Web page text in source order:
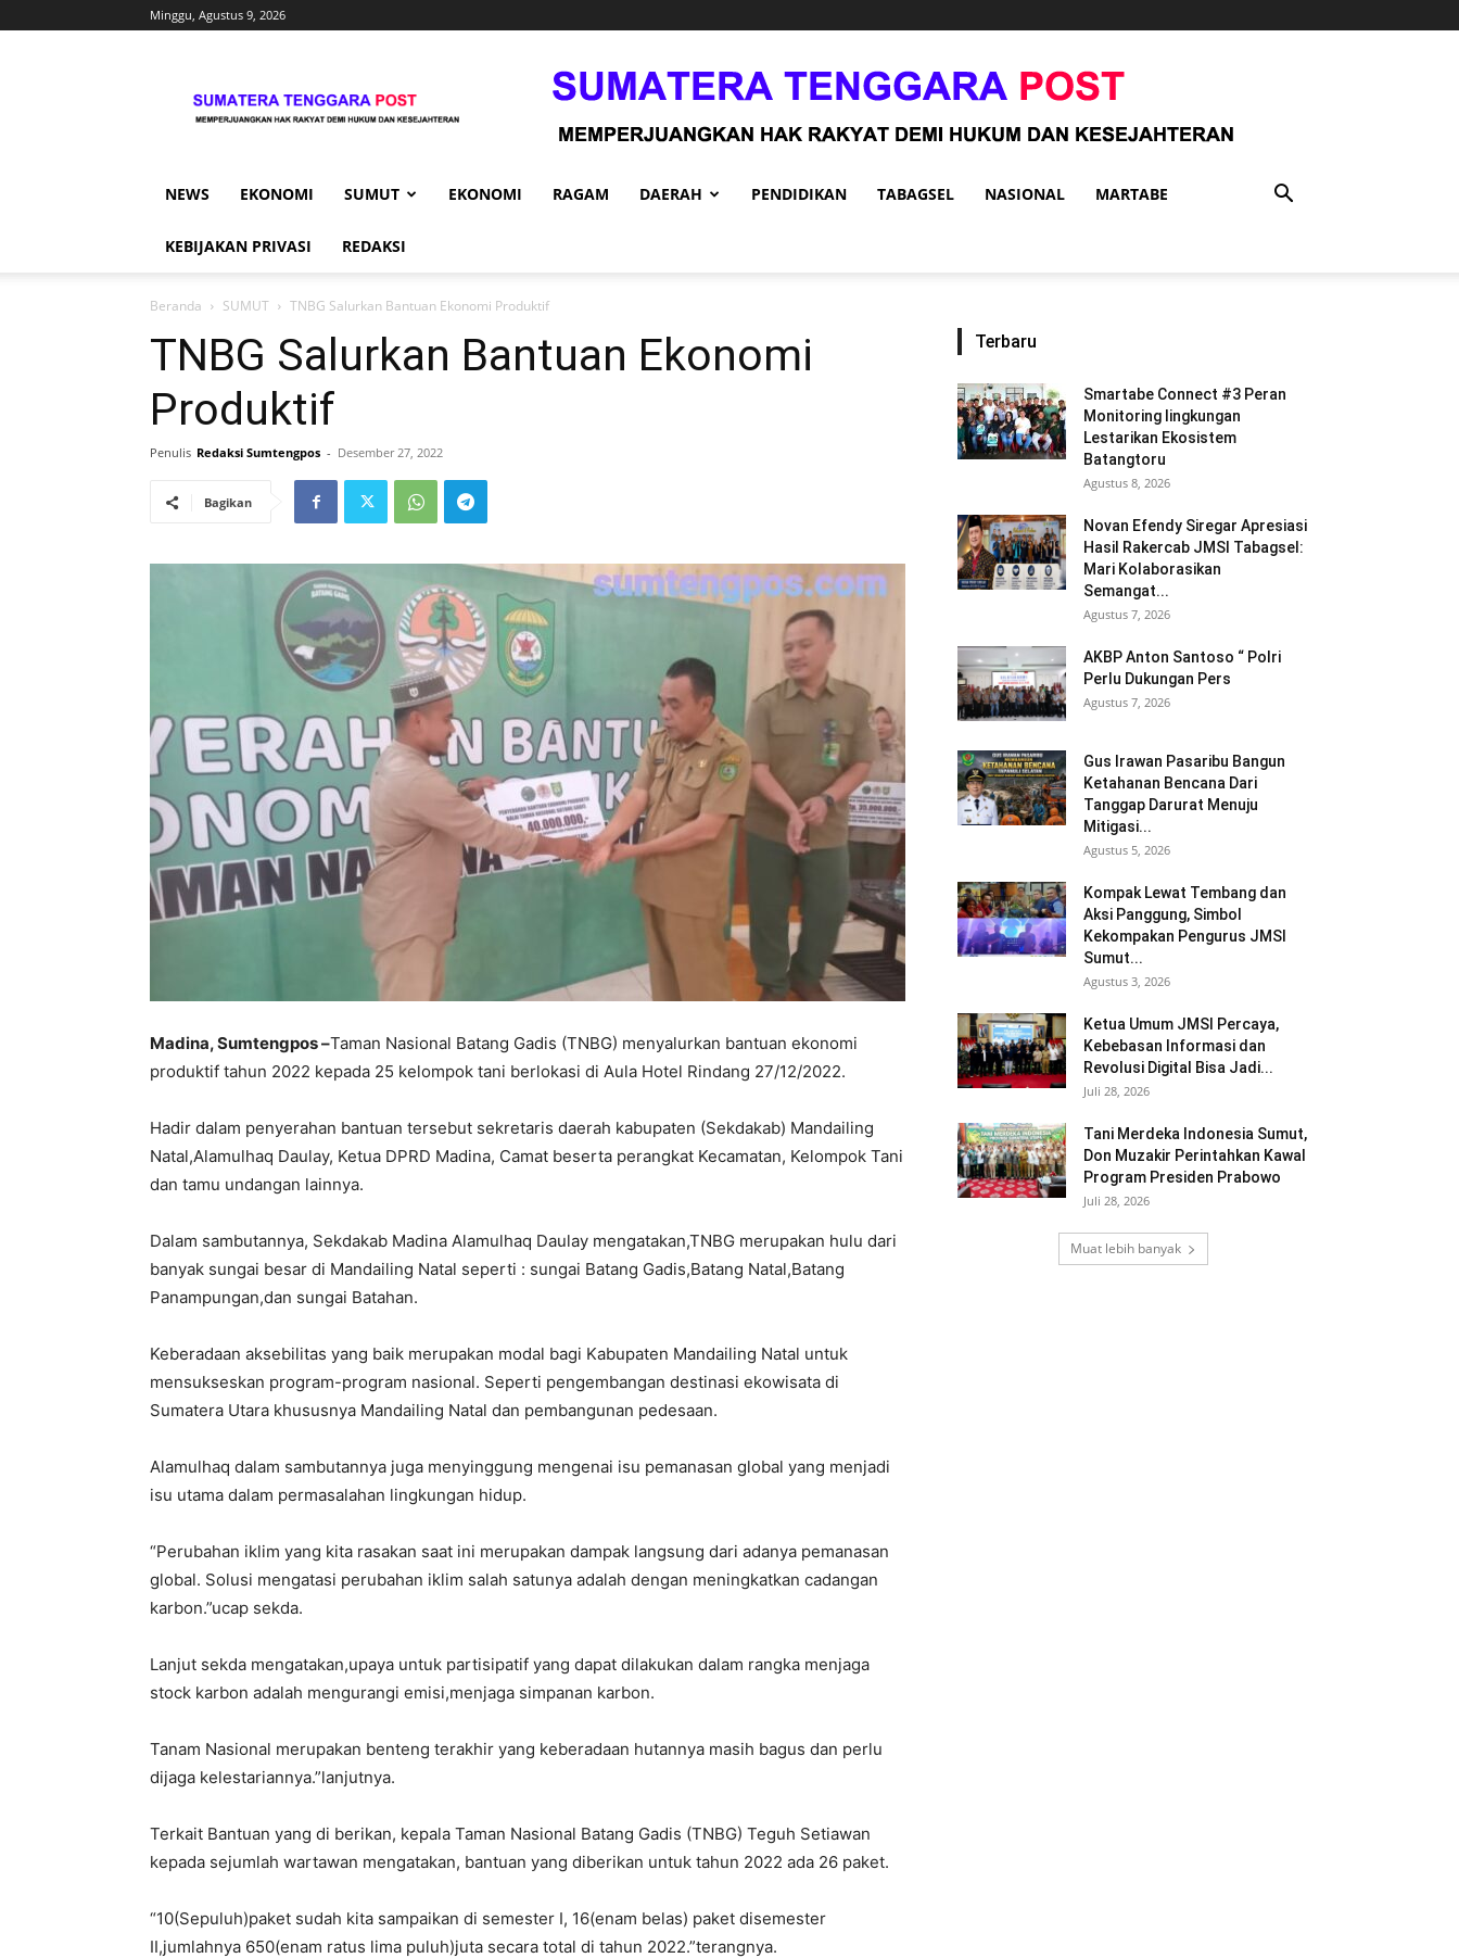
Minggu, Agustus 9, 2026
NEWS EKONOMI SUMUT EKONOMI RAGAM DAERAH PENDIDIKAN TABAGSEL NASIONAL MARTABE
KEBIJAKAN PRIVASI REDAKSI
Beranda SUMUT TNBG Salurkan Bantuan Ekonomi Produktif
TNBG Salurkan Bantuan Ekonomi
Produktif
Penulis Redaksi Sumtengpos - Desember 27, 2022
Bagikan
Madina, Sumtengpos –Taman Nasional Batang Gadis (TNBG) menyalurkan bantuan ekonomi
produktif tahun 2022 kepada 25 kelompok tani berlokasi di Aula Hotel Rindang 27/12/2022.
Hadir dalam penyerahan bantuan tersebut sekretaris daerah kabupaten (Sekdakab) Mandailing
Natal,Alamulhaq Daulay, Ketua DPRD Madina, Camat beserta perangkat Kecamatan, Kelompok Tani
dan tamu undangan lainnya.
Dalam sambutannya, Sekdakab Madina Alamulhaq Daulay mengatakan,TNBG merupakan hulu dari
banyak sungai besar di Mandailing Natal seperti : sungai Batang Gadis,Batang Natal,Batang
Panampungan,dan sungai Batahan.
Keberadaan aksebilitas yang baik merupakan modal bagi Kabupaten Mandailing Natal untuk
mensukseskan program-program nasional. Seperti pengembangan destinasi ekowisata di
Sumatera Utara khususnya Mandailing Natal dan pembangunan pedesaan.
Alamulhaq dalam sambutannya juga menyinggung mengenai isu pemanasan global yang menjadi
isu utama dalam permasalahan lingkungan hidup.
“Perubahan iklim yang kita rasakan saat ini merupakan dampak langsung dari adanya pemanasan
global. Solusi mengatasi perubahan iklim salah satunya adalah dengan meningkatkan cadangan
karbon.”ucap sekda.
Lanjut sekda mengatakan,upaya untuk partisipatif yang dapat dilakukan dalam rangka menjaga
stock karbon adalah mengurangi emisi,menjaga simpanan karbon.
Tanam Nasional merupakan benteng terakhir yang keberadaan hutannya masih bagus dan perlu
dijaga kelestariannya.”lanjutnya.
Terkait Bantuan yang di berikan, kepala Taman Nasional Batang Gadis (TNBG) Teguh Setiawan
kepada sejumlah wartawan mengatakan, bantuan yang diberikan untuk tahun 2022 ada 26 paket.
“10(Sepuluh)paket sudah kita sampaikan di semester I, 16(enam belas) paket disemester
II,jumlahnya 650(enam ratus lima puluh)juta secara total di tahun 2022.”terangnya.
Terbaru
Smartabe Connect #3 Peran
Monitoring lingkungan
Lestarikan Ekosistem
Batangtoru
Agustus 8, 2026
Novan Efendy Siregar Apresiasi
Hasil Rakercab JMSI Tabagsel:
Mari Kolaborasikan
Semangat...
Agustus 7, 2026
AKBP Anton Santoso “ Polri
Perlu Dukungan Pers
Agustus 7, 2026
Gus Irawan Pasaribu Bangun
Ketahanan Bencana Dari
Tanggap Darurat Menuju
Mitigasi...
Agustus 5, 2026
Kompak Lewat Tembang dan
Aksi Panggung, Simbol
Kekompakan Pengurus JMSI
Sumut...
Agustus 3, 2026
Ketua Umum JMSI Percaya,
Kebebasan Informasi dan
Revolusi Digital Bisa Jadi...
Juli 28, 2026
Tani Merdeka Indonesia Sumut,
Don Muzakir Perintahkan Kawal
Program Presiden Prabowo
Juli 28, 2026
Muat lebih banyak